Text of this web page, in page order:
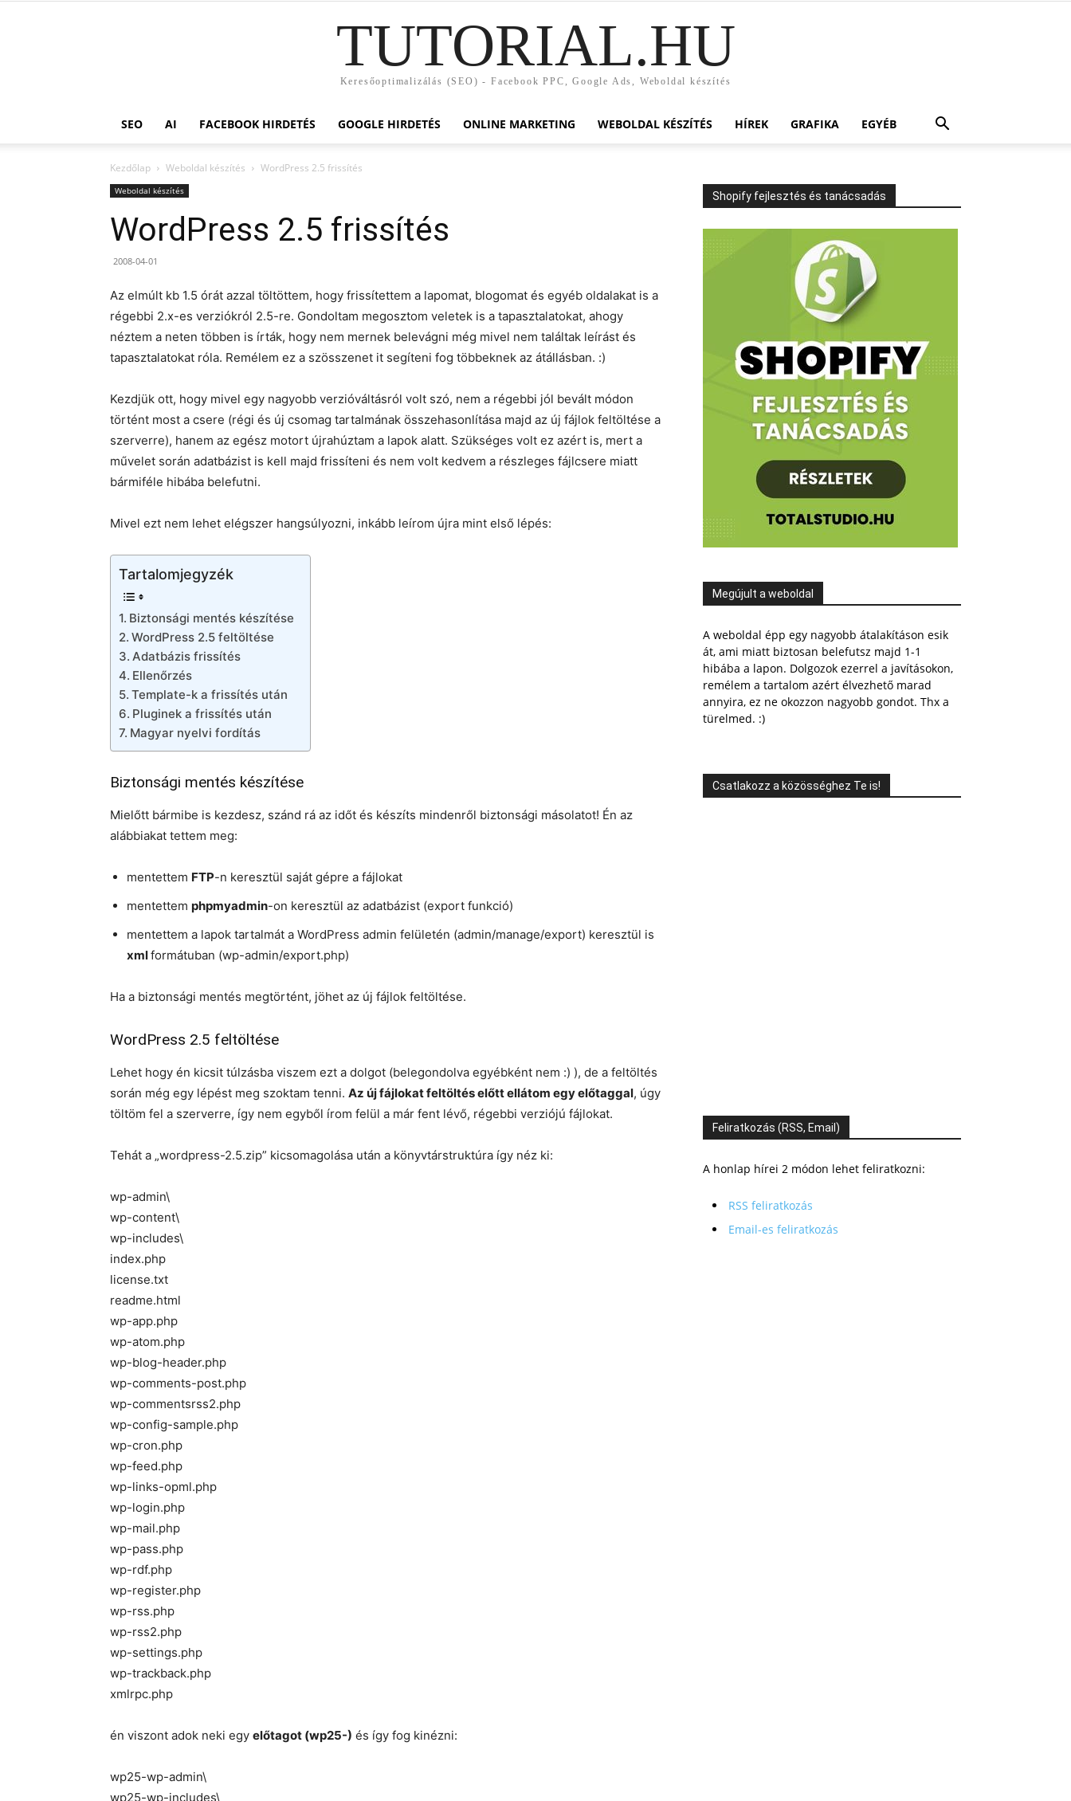
TUTORIAL.HU
Keresőoptimalizálás (SEO) - Facebook PPC, Google Ads, Weboldal készítés
SEO AI FACEBOOK HIRDETÉS GOOGLE HIRDETÉS ONLINE MARKETING WEBOLDAL KÉSZÍTÉS HÍREK GRAFIKA EGYÉB
Kezdőlap Weboldal készítés WordPress 2.5 frissítés
Weboldal készítés
WordPress 2.5 frissítés
2008-04-01
Az elmúlt kb 1.5 órát azzal töltöttem, hogy frissítettem a lapomat, blogomat és egyéb oldalakat is a
régebbi 2.x-es verziókról 2.5-re. Gondoltam megosztom veletek is a tapasztalatokat, ahogy
néztem a neten többen is írták, hogy nem mernek belevágni még mivel nem találtak leírást és
tapasztalatokat róla. Remélem ez a szösszenet it segíteni fog többeknek az átállásban. :)
Kezdjük ott, hogy mivel egy nagyobb verzióváltásról volt szó, nem a régebbi jól bevált módon
történt most a csere (régi és új csomag tartalmának összehasonlítása majd az új fájlok feltöltése a
szerverre), hanem az egész motort újrahúztam a lapok alatt. Szükséges volt ez azért is, mert a
művelet során adatbázist is kell majd frissíteni és nem volt kedvem a részleges fájlcsere miatt
bármiféle hibába belefutni.
Mivel ezt nem lehet elégszer hangsúlyozni, inkább leírom újra mint első lépés:
Tartalomjegyzék
Biztonsági mentés készítése
WordPress 2.5 feltöltése
Adatbázis frissítés
Ellenőrzés
Template-k a frissítés után
Pluginek a frissítés után
Magyar nyelvi fordítás
Biztonsági mentés készítése
Mielőtt bármibe is kezdesz, szánd rá az időt és készíts mindenről biztonsági másolatot! Én az
alábbiakat tettem meg:
mentettem FTP-n keresztül saját gépre a fájlokat
mentettem phpmyadmin-on keresztül az adatbázist (export funkció)
mentettem a lapok tartalmát a WordPress admin felületén (admin/manage/export) keresztül is
xmlformátuban (wp-admin/export.php)
Ha a biztonsági mentés megtörtént, jöhet az új fájlok feltöltése.
WordPress 2.5 feltöltése
Lehet hogy én kicsit túlzásba viszem ezt a dolgot (belegondolva egyébként nem :) ), de a feltöltés
során még egy lépést meg szoktam tenni. Az új fájlokat feltöltés előtt ellátom egy előtaggal, úgy
töltöm fel a szerverre, így nem egyből írom felül a már fent lévő, régebbi verziójú fájlokat.
Tehát a „wordpress-2.5.zip” kicsomagolása után a könyvtárstruktúra így néz ki:
wp-admin\
wp-content\
wp-includes\
index.php
license.txt
readme.html
wp-app.php
wp-atom.php
wp-blog-header.php
wp-comments-post.php
wp-commentsrss2.php
wp-config-sample.php
wp-cron.php
wp-feed.php
wp-links-opml.php
wp-login.php
wp-mail.php
wp-pass.php
wp-rdf.php
wp-register.php
wp-rss.php
wp-rss2.php
wp-settings.php
wp-trackback.php
xmlrpc.php
én viszont adok neki egy előtagot (wp25-) és így fog kinézni:
wp25-wp-admin\
wp25-wp-includes\
Shopify fejlesztés és tanácsadás
Megújult a weboldal
A weboldal épp egy nagyobb átalakításon esik
át, ami miatt biztosan belefutsz majd 1-1
hibába a lapon. Dolgozok ezerrel a javításokon,
remélem a tartalom azért élvezhető marad
annyira, ez ne okozzon nagyobb gondot. Thx a
türelmed. :)
Csatlakozz a közösséghez Te is!
Feliratkozás (RSS, Email)
A honlap hírei 2 módon lehet feliratkozni:
RSS feliratkozás
Email-es feliratkozás